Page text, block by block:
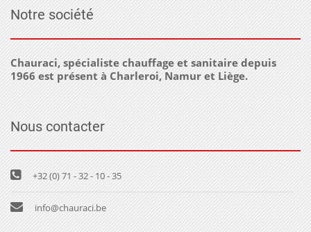
Notre société
Chauraci, spécialiste chauffage et sanitaire depuis
1966 est présent à Charleroi, Namur et Liège.
Nous contacter
+32 (0) 71 - 32 - 10 - 35
info@chauraci.be